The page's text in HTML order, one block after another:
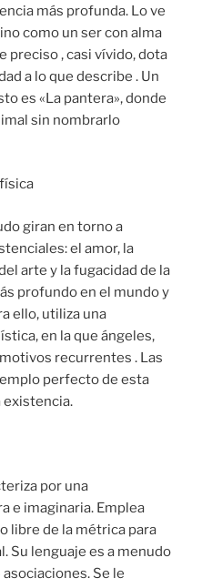
más profunda. Lo ve
como un ser con alma
preciso , casi vívido, dota
a lo que describe . Un
es «La pantera», donde
sin nombrarlo
giran en torno a
el amor, la
arte y la fugacidad de la
profundo en el mundo y
ello, utiliza una
en la que ángeles,
recurrentes . Las
perfecto de esta
existencia.
por una
e imaginaria. Emplea
libre de la métrica para
Su lenguaje es a menudo
Se le